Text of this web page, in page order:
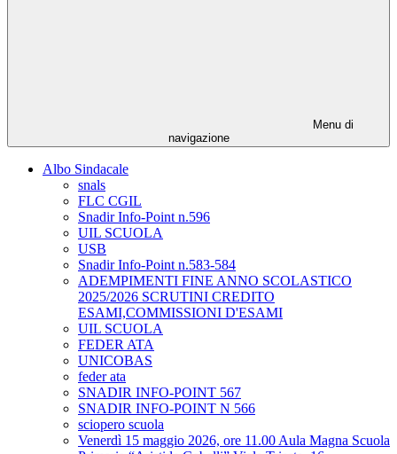
Menu di
navigazione
Albo Sindacale
snals
FLC CGIL
Snadir Info-Point n.596
UIL SCUOLA
USB
Snadir Info-Point n.583-584
ADEMPIMENTI FINE ANNO SCOLASTICO
2025/2026 SCRUTINI CREDITO
ESAMI,COMMISSIONI D'ESAMI
UIL SCUOLA
FEDER ATA
UNICOBAS
feder ata
SNADIR INFO-POINT 567
SNADIR INFO-POINT N 566
sciopero scuola
Venerdì 15 maggio 2026, ore 11.00 Aula Magna Scuola